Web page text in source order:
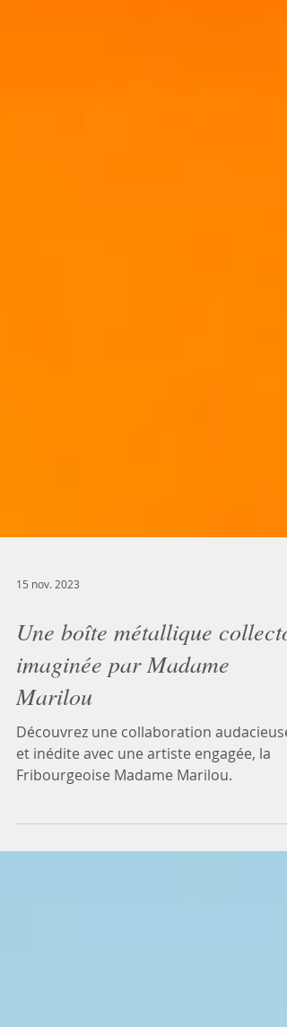
15 nov. 2023
Une boîte métallique collector
imaginée par Madame
Marilou
Découvrez une collaboration audacieuse